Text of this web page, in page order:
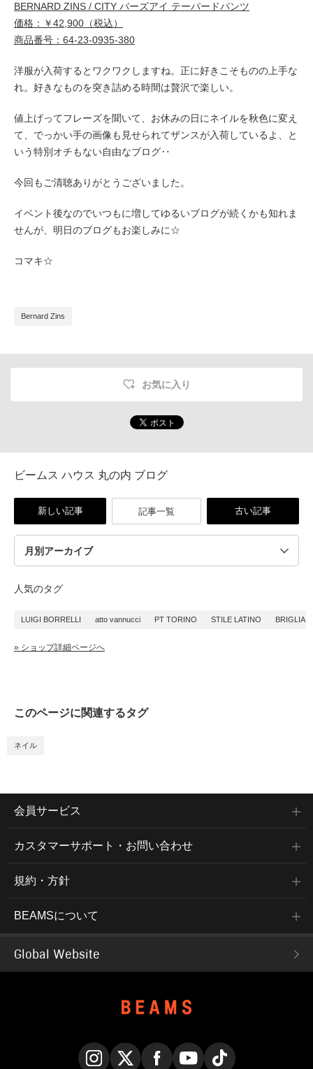
BERNARD ZINS / CITY バーズアイ テーパードパンツ
価格：￥42,900（税込）
商品番号：64-23-0935-380
洋服が入荷するとワクワクしますね。 正に好きこそものの上手な
れ。好きなものを突き詰める時間は贅沢で楽しい。
値上げってフレーズを聞いて、お休みの日にネイルを秋色に変え
て、でっかい手の画像も見せられてザンスが入荷しているよ、と
いう特別オチもない自由なブログ‥
今回もご清聴ありがとうございました。
イベント後なのでいつもに増してゆるいブログが続くかも知れま
せんが、 明日のブログもお楽しみに☆
コマキ☆
Bernard Zins
お気に入り
ビームス ハウス 丸の内 ブログ
新しい記事 記事一覧 古い記事
人気のタグ
LUIGI BORRELLI atto vannucci PT TORINO STILE LATINO BRIGLIA
» ショップ詳細ページへ
このページに関連するタグ
ネイル
会員サービス
カスタマーサポート・お問い合わせ
規約・方針
BEAMSについて
Global Website